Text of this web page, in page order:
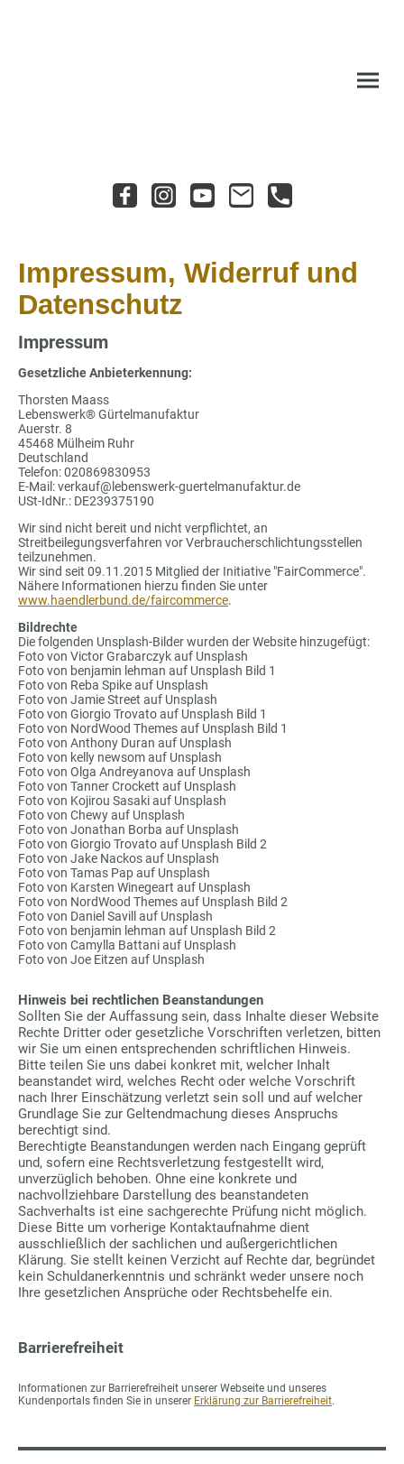
Impressum, Widerruf und
Datenschutz
Impressum
Gesetzliche Anbieterkennung:
Thorsten Maass
Lebenswerk® Gürtelmanufaktur
Auerstr. 8
45468 Mülheim Ruhr
Deutschland
Telefon: 020869830953
E-Mail: verkauf@lebenswerk-guertelmanufaktur.de
USt-IdNr.: DE239375190
Wir sind nicht bereit und nicht verpflichtet, an
Streitbeilegungsverfahren vor Verbraucherschlichtungsstellen
teilzunehmen.
Wir sind seit 09.11.2015 Mitglied der Initiative "FairCommerce".
Nähere Informationen hierzu finden Sie unter
www.haendlerbund.de/faircommerce.
Bildrechte
Die folgenden Unsplash-Bilder wurden der Website hinzugefügt:
Foto von Victor Grabarczyk auf Unsplash
Foto von benjamin lehman auf Unsplash Bild 1
Foto von Reba Spike auf Unsplash
Foto von Jamie Street auf Unsplash
Foto von Giorgio Trovato auf Unsplash Bild 1
Foto von NordWood Themes auf Unsplash Bild 1
Foto von Anthony Duran auf Unsplash
Foto von kelly newsom auf Unsplash
Foto von Olga Andreyanova auf Unsplash
Foto von Tanner Crockett auf Unsplash
Foto von Kojirou Sasaki auf Unsplash
Foto von Chewy auf Unsplash
Foto von Jonathan Borba auf Unsplash
Foto von Giorgio Trovato auf Unsplash Bild 2
Foto von Jake Nackos auf Unsplash
Foto von Tamas Pap auf Unsplash
Foto von Karsten Winegeart auf Unsplash
Foto von NordWood Themes auf Unsplash Bild 2
Foto von Daniel Savill auf Unsplash
Foto von benjamin lehman auf Unsplash Bild 2
Foto von Camylla Battani auf Unsplash
Foto von Joe Eitzen auf Unsplash
Hinweis bei rechtlichen Beanstandungen
Sollten Sie der Auffassung sein, dass Inhalte dieser Website
Rechte Dritter oder gesetzliche Vorschriften verletzen, bitten
wir Sie um einen entsprechenden schriftlichen Hinweis.
Bitte teilen Sie uns dabei konkret mit, welcher Inhalt
beanstandet wird, welches Recht oder welche Vorschrift
nach Ihrer Einschätzung verletzt sein soll und auf welcher
Grundlage Sie zur Geltendmachung dieses Anspruchs
berechtigt sind.
Berechtigte Beanstandungen werden nach Eingang geprüft
und, sofern eine Rechtsverletzung festgestellt wird,
unverzüglich behoben. Ohne eine konkrete und
nachvollziehbare Darstellung des beanstandeten
Sachverhalts ist eine sachgerechte Prüfung nicht möglich.
Diese Bitte um vorherige Kontaktaufnahme dient
ausschließlich der sachlichen und außergerichtlichen
Klärung. Sie stellt keinen Verzicht auf Rechte dar, begründet
kein Schuldanerkenntnis und schränkt weder unsere noch
Ihre gesetzlichen Ansprüche oder Rechtsbehelfe ein.
Barrierefreiheit
Informationen zur Barrierefreiheit unserer Webseite und unseres
Kundenportals finden Sie in unserer Erklärung zur Barrierefreiheit.